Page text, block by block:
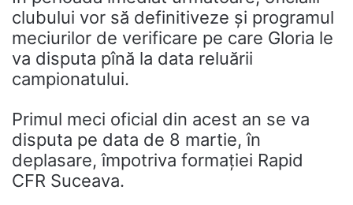
clubului vor să definitiveze şi programul
meciurilor de verificare pe care Gloria le
va disputa pînă la data reluării
campionatului.
Primul meci oficial din acest an se va
disputa pe data de 8 martie, în
deplasare, împotriva formaţiei Rapid
CFR Suceava.